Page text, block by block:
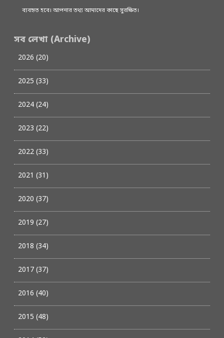
ব্যবহৃত হবে। আপনার তথ্য আমাদের কাছে সুরক্ষিত।
সব লেখা (Archive)
2026 (20)
2025 (33)
2024 (24)
2023 (22)
2022 (33)
2021 (31)
2020 (37)
2019 (27)
2018 (34)
2017 (37)
2016 (40)
2015 (48)